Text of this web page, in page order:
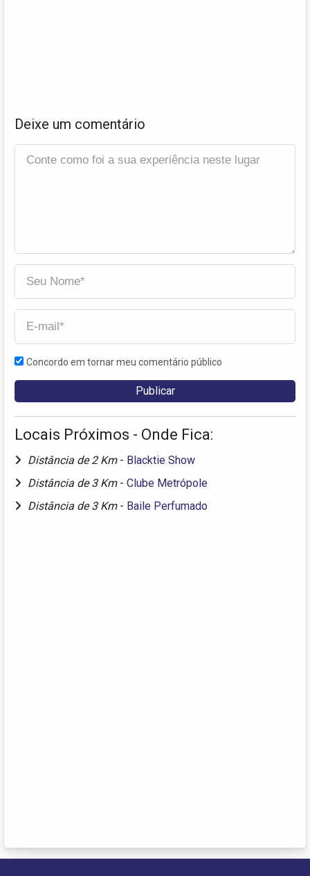
Deixe um comentário
Concordo em tornar meu comentário público
Locais Próximos - Onde Fica:
Distância de 2 Km - Blacktie Show
Distância de 3 Km - Clube Metrópole
Distância de 3 Km - Baile Perfumado